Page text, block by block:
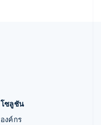
โซลูชัน
องค์กร